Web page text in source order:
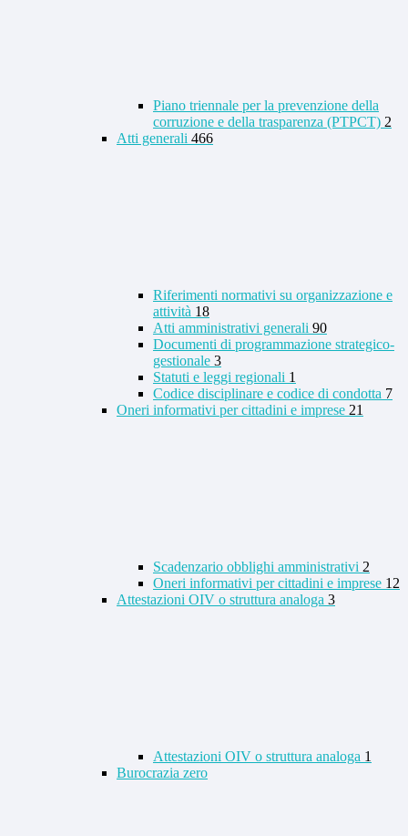
Piano triennale per la prevenzione della
corruzione e della trasparenza (PTPCT) 2
Atti generali 466
Riferimenti normativi su organizzazione e
attività 18
Atti amministrativi generali 90
Documenti di programmazione strategico-
gestionale 3
Statuti e leggi regionali 1
Codice disciplinare e codice di condotta 7
Oneri informativi per cittadini e imprese 21
Scadenzario obblighi amministrativi 2
Oneri informativi per cittadini e imprese 12
Attestazioni OIV o struttura analoga 3
Attestazioni OIV o struttura analoga 1
Burocrazia zero